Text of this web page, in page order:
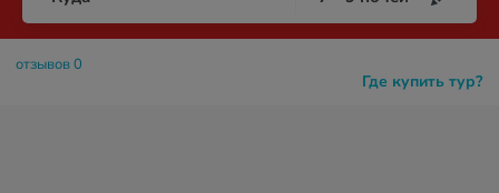
Где купить тур?
отзывов 0